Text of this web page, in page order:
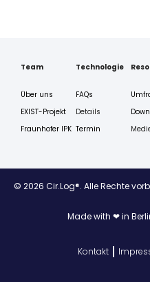
Team
Über uns
EXIST-Projekt
Fraunhofer IPK
Technologie
FAQs
Details
Termin
© 2026 Cir.Log®. Alle Rechte
Kontakt
Made with ❤ in